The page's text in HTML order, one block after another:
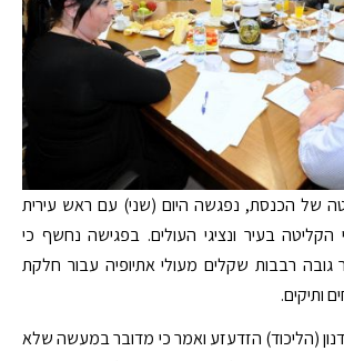
של הכנסת, נפגשה היום (שני) עם ראש עירית
הקליטה בעיר ונציגי העולים. בפגישה נחשף כי
רבבות שקלים מעולי אתיופיה עבור חלקת
ותיקים.
דנון (הליכוד) הזדעזע ואמר כי מדובר במעשה שלא